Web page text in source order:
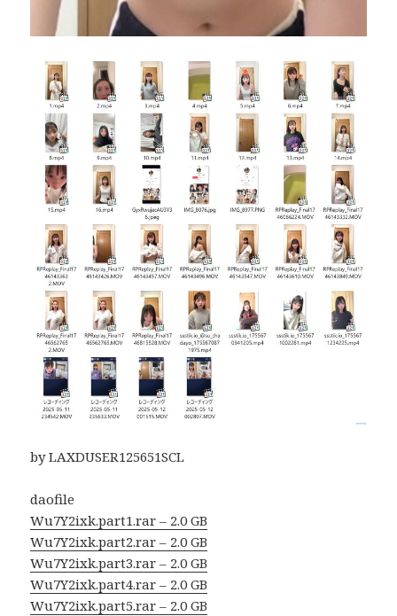
by LAXDUSER125651SCL
daofile
Wu7Y2ixk.part1.rar – 2.0 GB
Wu7Y2ixk.part2.rar – 2.0 GB
Wu7Y2ixk.part3.rar – 2.0 GB
Wu7Y2ixk.part4.rar – 2.0 GB
Wu7Y2ixk.part5.rar – 2.0 GB